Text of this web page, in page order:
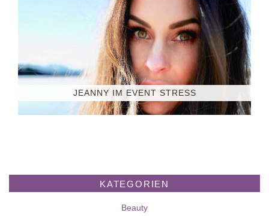
JEANNY IM EVENT STRESS
KATEGORIEN
Beauty